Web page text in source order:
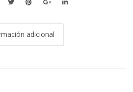
adicional